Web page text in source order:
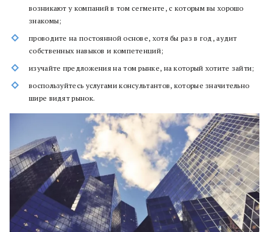
возникают у компаний в том сегменте, с которым вы хорошо
знакомы;
проводите на постоянной основе, хотя бы раз в год, аудит
собственных навыков и компетенций;
изучайте предложения на том рынке, на который хотите зайти;
воспользуйтесь услугами консультантов, которые значительно
шире видят рынок.